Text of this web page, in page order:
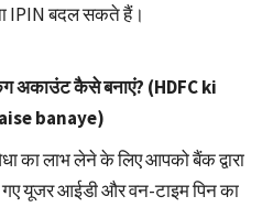
IPIN बदल सकते हैं।
अकाउंट कैसे बनाएं? (HDFC ki
banaye)
का लाभ लेने के लिए आपको बैंक द्वारा
यूजर आईडी और वन-टाइम पिन का